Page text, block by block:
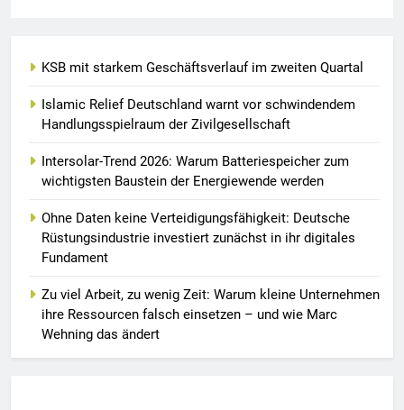
KSB mit starkem Geschäftsverlauf im zweiten Quartal
Islamic Relief Deutschland warnt vor schwindendem
Handlungsspielraum der Zivilgesellschaft
Intersolar-Trend 2026: Warum Batteriespeicher zum
wichtigsten Baustein der Energiewende werden
Ohne Daten keine Verteidigungsfähigkeit: Deutsche
Rüstungsindustrie investiert zunächst in ihr digitales
Fundament
Zu viel Arbeit, zu wenig Zeit: Warum kleine Unternehmen
ihre Ressourcen falsch einsetzen – und wie Marc
Wehning das ändert